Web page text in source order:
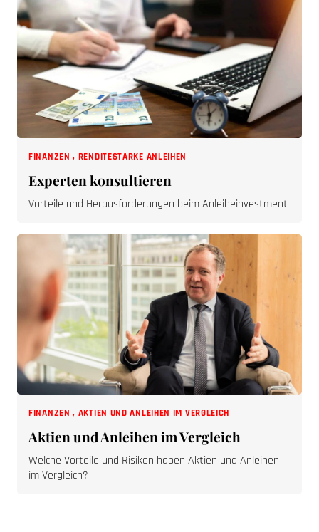
FINANZEN,RENDITESTARKE ANLEIHEN
Experten konsultieren
Vorteile und Herausforderungen beim Anleiheinvestment
FINANZEN,AKTIEN UND ANLEIHEN IM VERGLEICH
Aktien und Anleihen im Vergleich
Welche Vorteile und Risiken haben Aktien und Anleihen
im Vergleich?